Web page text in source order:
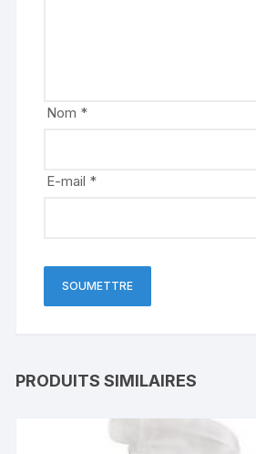
Nom *
E-mail *
PRODUITS SIMILAIRES